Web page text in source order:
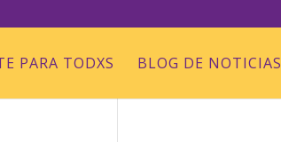
PARA TODXS BLOG DE NOTICIAS